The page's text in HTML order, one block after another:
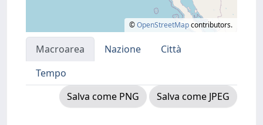
©OpenStreetMapcontributors.
Macroarea Nazione
Città
Tempo
Salva come PNG
Salva come JPEG